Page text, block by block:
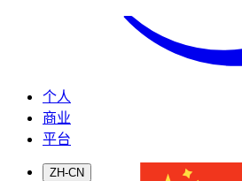
个人
商业
平台
ZH-CN